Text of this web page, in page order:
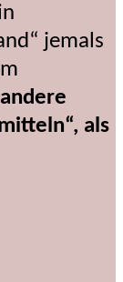
jemals
als